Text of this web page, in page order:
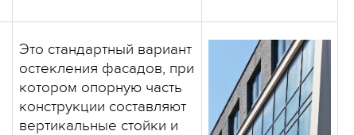
Это стандартный вариант
остекления фасадов, при
котором опорную часть
конструкции составляют
вертикальные стойки и